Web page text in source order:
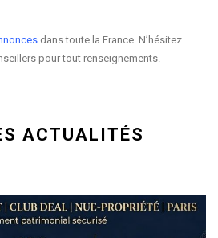
dans toute la France. N’hésitez
pour tout renseignements.
ACTUALITÉS